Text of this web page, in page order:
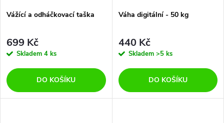
Vážící a odháčkovací taška
699 Kč
Skladem 4 ks
DO KOŠÍKU
Váha digitální - 50 kg
440 Kč
Skladem >5 ks
DO KOŠÍKU